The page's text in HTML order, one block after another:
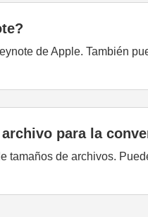
de Apple. También
para la
tamaños de archivos.